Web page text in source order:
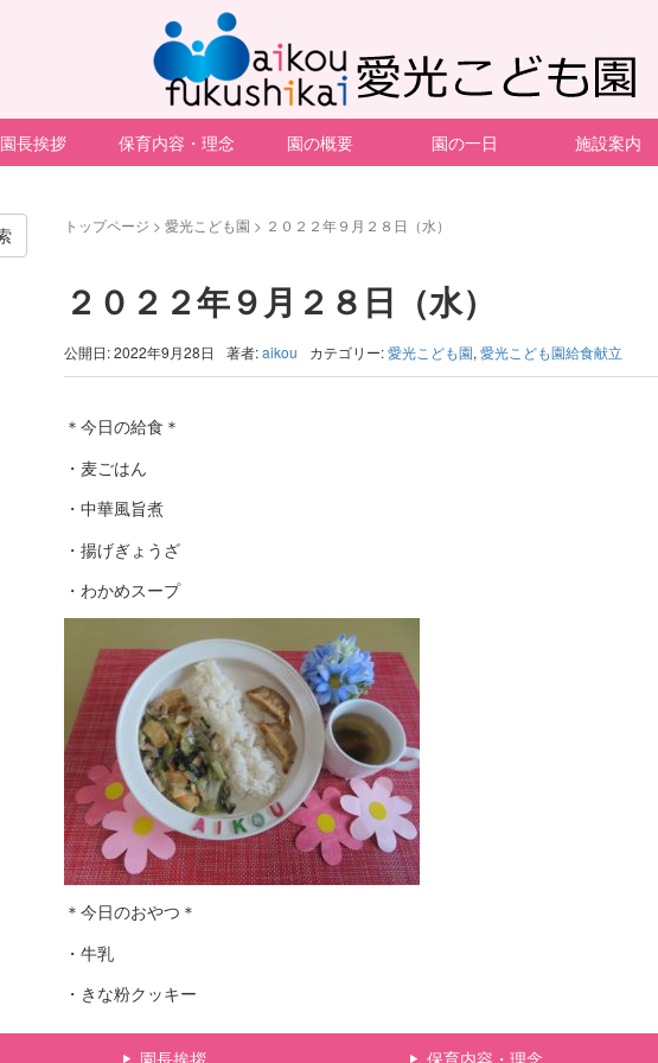
園長挨拶 保育内容・理念 園の概要 園の一日 施設案内
トップページ > 愛光こども園 > ２０２２年９月２８日（水）
２０２２年９月２８日（水）
公開日: 2022年9月28日 著者:aikou カテゴリー:愛光こども園, 愛光こども園給食献立
＊今日の給食＊
・麦ごはん
・中華風旨煮
・揚げぎょうざ
・わかめスープ
＊今日のおやつ＊
・牛乳
・きな粉クッキー
園長挨拶 保育内容・理念